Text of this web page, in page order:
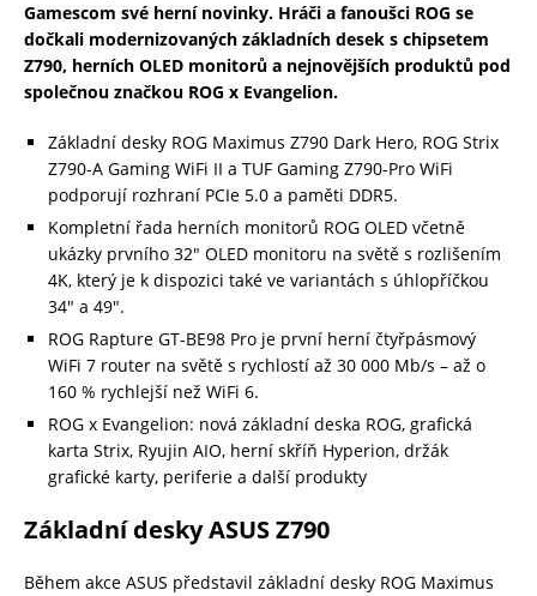
Gamescom své herní novinky. Hráči a fanoušci ROG se
dočkali modernizovaných základních desek s chipsetem
Z790, herních OLED monitorů a nejnovějších produktů pod
společnou značkou ROG x Evangelion.
Základní desky ROG Maximus Z790 Dark Hero, ROG Strix
Z790-A Gaming WiFi II a TUF Gaming Z790-Pro WiFi
podporují rozhraní PCIe 5.0 a paměti DDR5.
Kompletní řada herních monitorů ROG OLED včetně
ukázky prvního 32″ OLED monitoru na světě s rozlišením
4K, který je k dispozici také ve variantách s úhlopříčkou
34″ a 49″.
ROG Rapture GT-BE98 Pro je první herní čtyřpásmový
WiFi 7 router na světě s rychlostí až 30 000 Mb/s – až o
160 % rychlejší než WiFi 6.
ROG x Evangelion: nová základní deska ROG, grafická
karta Strix, Ryujin AIO, herní skříň Hyperion, držák
grafické karty, periferie a další produkty
Základní desky ASUS Z790
Během akce ASUS představil základní desky ROG Maximus